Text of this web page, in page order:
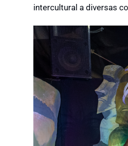
intercultural a diversas